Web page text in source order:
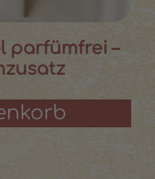
parfümfrei –